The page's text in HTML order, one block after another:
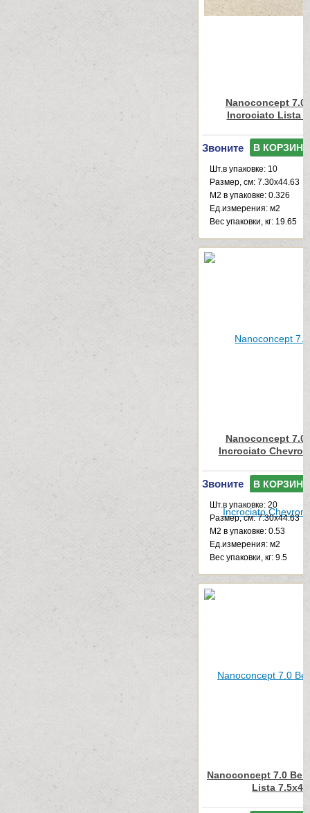
Nanoconcept 7.0
Incrociato Lista
Звоните В КОРЗИНУ
Шт.в упаковке: 10
Размер, см: 7.30x44.63
М2 в упаковке: 0.326
Ед.измерения: м2
Веc упаковки, кг: 19.65
Nanoconcept 7.0
Incrociato
Звоните В КОРЗИНУ
Шт.в упаковке: 20
Размер, см: 7.30x44.63
М2 в упаковке: 0.53
Ед.измерения: м2
Веc упаковки, кг: 9.5
Nanoconcept 7.0
Lista 7.5x45